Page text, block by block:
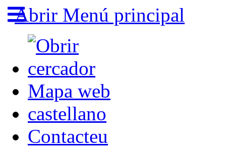
Abrir Menú principal
Mapa web
castellano
Contacteu